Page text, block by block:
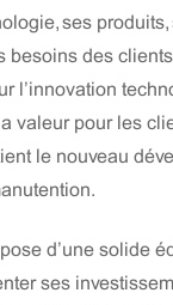
ses
besoins des
l’innovation
valeur pour les
le nouveau
d’une solide
ses